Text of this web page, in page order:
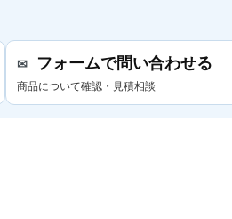
✉ フォームで問い合わせる
商品について確認・見積相談